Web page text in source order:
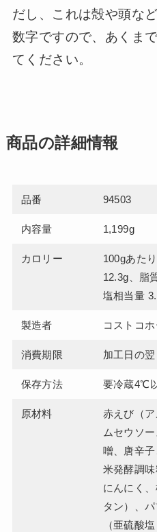
だし、これは殻や頭な
数字ですので、あくま
てください。
商品の詳細情報
品番 94503
内容量 1,199g
カロリー
100gあた
12.3g、脂
塩相当量
製造者 コストコ
消費期限 加工日の翌
保存方法 要冷蔵4℃
原材料
赤えび（
ムセウソ
噌、唐辛子
米発酵調
にんにく
タン）、
（亜硫酸